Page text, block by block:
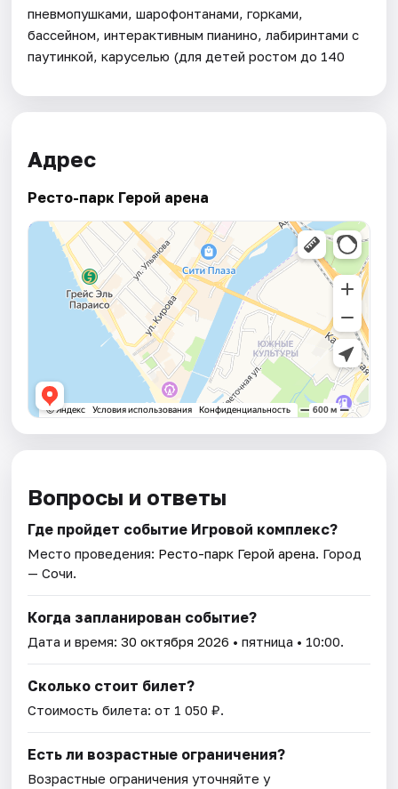
пневмопушками, шарофонтанами, горками,
бассейном, интерактивным пианино, лабиринтами с
паутинкой, каруселью (для детей ростом до 140
Адрес
Ресто-парк Герой арена
Вопросы и ответы
Где пройдет событие Игровой комплекс?
Место проведения: Ресто-парк Герой арена. Город
— Сочи.
Когда запланирован событие?
Дата и время:30 октября 2026 • пятница • 10:00.
Сколько стоит билет?
Стоимость билета: от 1 050 ₽.
Есть ли возрастные ограничения?
Возрастные ограничения уточняйте у